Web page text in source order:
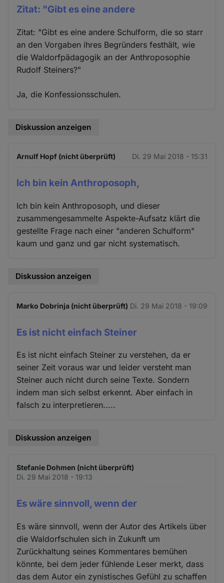
Zitat: "Gibt es eine andere
Zitat: "Gibt es eine andere Schulform, die so starr
an den Vorgaben ihres Begründers festhält, wie
die Waldorfpädagogik an der Anthroposophie
Rudolf Steiners?"
Ja, die Konfessionsschulen.
Diskussion anzeigen
Arnulf Hopf (nicht überprüft) Di. 29 Mai 2018 - 15:31
Ich bin kein Anthroposoph,
Ich bin kein Anthroposoph, und dieser
zusammengesammelte Aspekte-Aufsatz klärt die
gestellte Frage nach einer "anderen Schulform"
kaum und ganz und gar nicht systematisch.
Diskussion anzeigen
Marko Dobrinja (nicht überprüft) Di. 29 Mai 2018 - 19:09
Es ist nicht einfach Steiner
Es ist nicht einfach Steiner zu verstehen, da er
seiner Zeit voraus war und leider versteht man
Steiner auch nicht durch seine Texte. Sondern
indem man sich selbst erkennt. Aber einfach in
falsch zu interpretieren.....
Diskussion anzeigen
Stefanie Dohmen (nicht überprüft)
Di. 29 Mai 2018 - 19:13
Es wäre sinnvoll, wenn der
Es wäre sinnvoll, wenn der Autor des Artikels über
die Waldorfschulen sich in Zukunft um
Zurückhaltung seines Kommentares bemühen
könnte, bei dem jeder fühlende Leser merkt, dass
das dem Autor ein zynistisches Gefühl zu schaffen